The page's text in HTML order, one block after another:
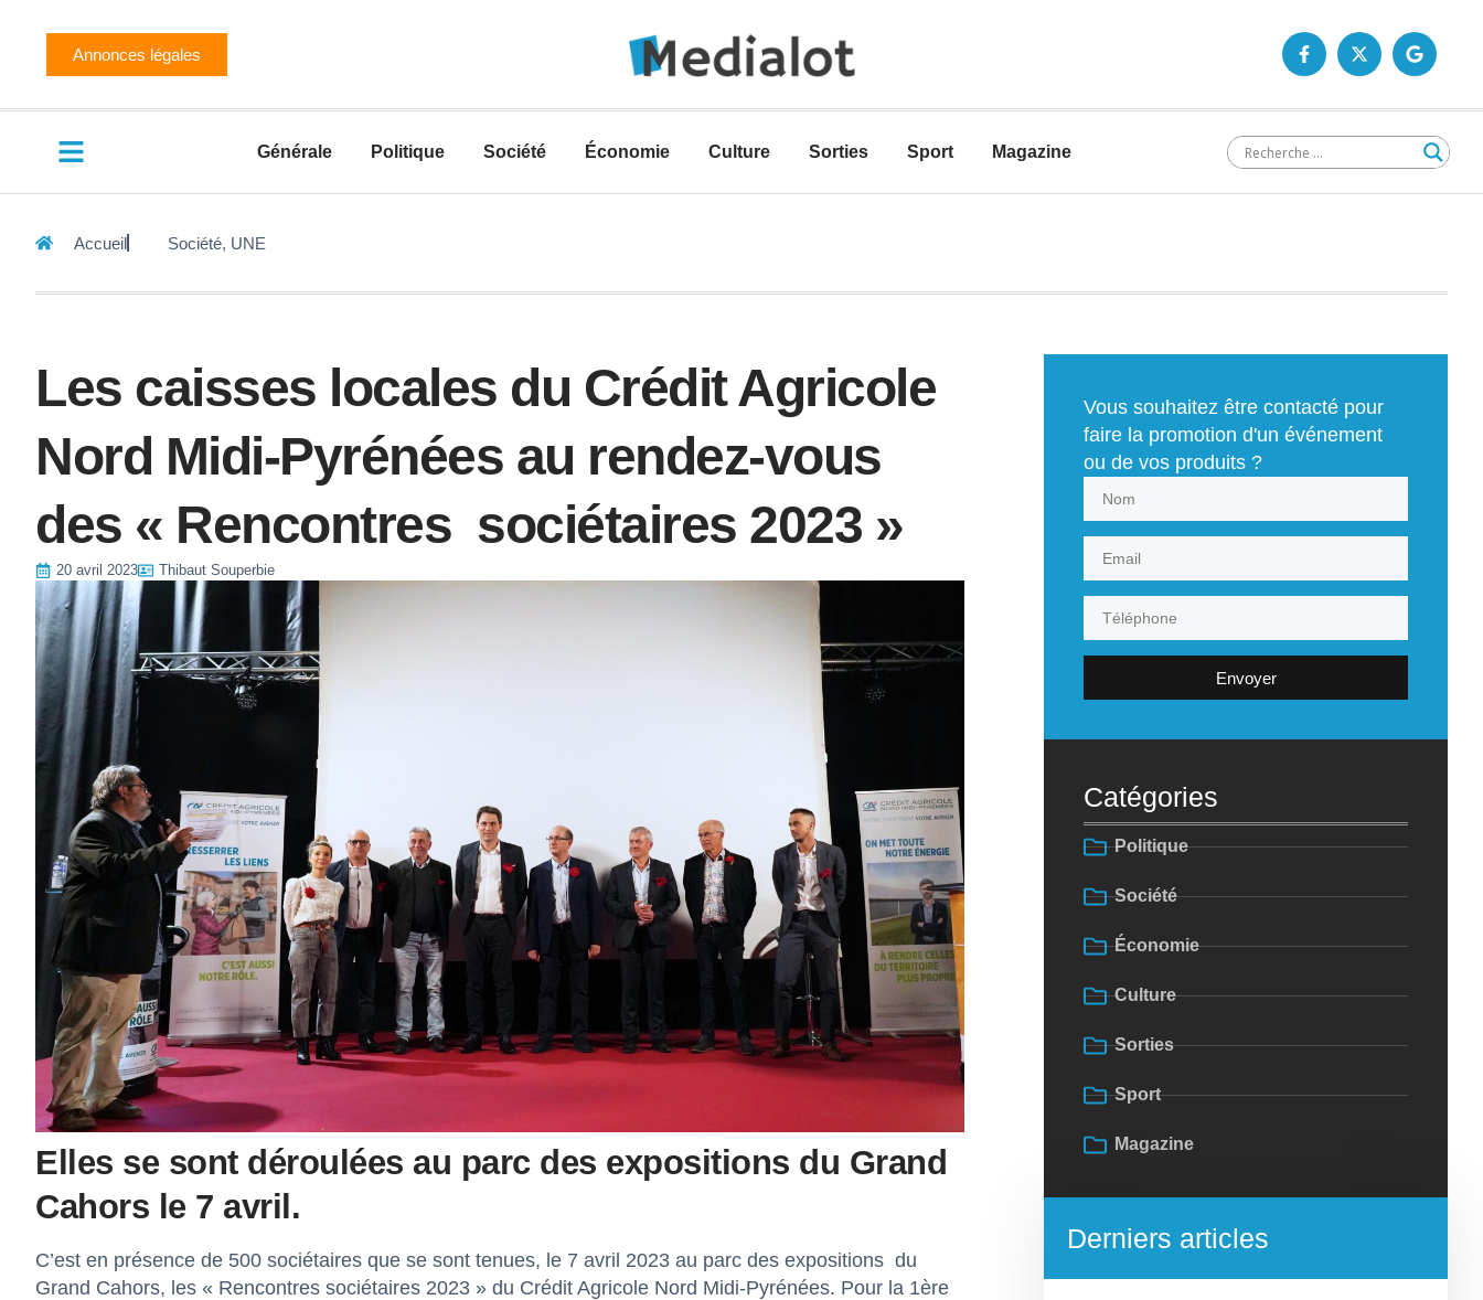
Annonces légales
Générale Politique Société Économie Culture Sorties Sport Magazine
Accueil Société, UNE
Les caisses locales du Crédit Agricole
Nord Midi-Pyrénées au rendez-vous
des « Rencontres sociétaires 2023 »
20 avril 2023 Thibaut Souperbie
Elles se sont déroulées au parc des expositions du Grand
Cahors le 7 avril.
C’est en présence de 500 sociétaires que se sont tenues, le 7 avril 2023 au parc des expositions du
Grand Cahors, les « Rencontres sociétaires 2023 » du Crédit Agricole Nord Midi-Pyrénées. Pour la 1ère
Vous souhaitez être contacté pour
faire la promotion d'un événement
ou de vos produits ?
Envoyer
Catégories
Politique
Société
Économie
Culture
Sorties
Sport
Magazine
Derniers articles